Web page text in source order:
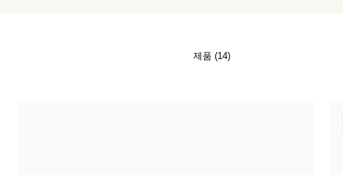
티파니 다이아몬드 전문가와의
제품 (14)